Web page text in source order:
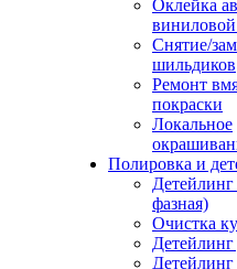
Оклейка
Снятие/
шильдиков
Ремонт
покраски
Локальное
Полировка и
фазная)
Очистка
Детейлинг